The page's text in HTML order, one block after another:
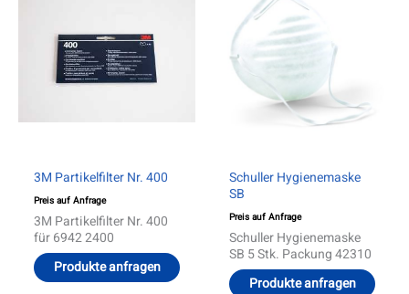
3M Partikelfilter Nr. 400
Preis auf Anfrage
3M Partikelfilter Nr. 400
für 6942 2400
Produkte anfragen
Schuller Hygienemaske
SB
Preis auf Anfrage
Schuller Hygienemaske
SB 5 Stk. Packung 42310
Produkte anfragen